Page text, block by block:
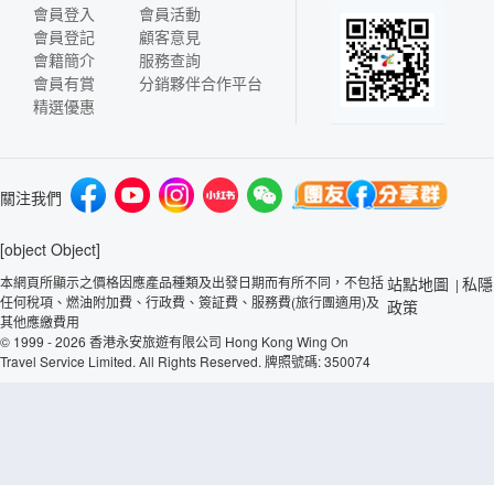
會員登入
會員登記
會籍簡介
會員有賞
精選優惠
會員活動
顧客意見
服務查詢
分銷夥伴合作平台
關注我們
[object Object]
本網頁所顯示之價格因應產品種類及出發日期而有所不同，不包括
任何稅項、燃油附加費、行政費、簽証費、服務費(旅行團適用)及
其他應繳費用
© 1999 - 2026 香港永安旅遊有限公司 Hong Kong Wing On
Travel Service Limited. All Rights Reserved. 牌照號碼: 350074
站點地圖 | 私隱
政策